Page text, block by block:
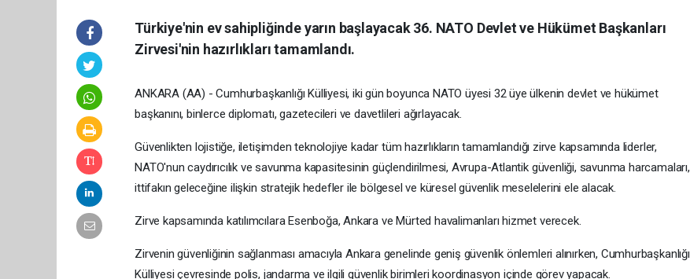
Türkiye'nin ev sahipliğinde yarın başlayacak 36. NATO Devlet ve Hükümet Başkanları
Zirvesi'nin hazırlıkları tamamlandı.
ANKARA (AA) - Cumhurbaşkanlığı Külliyesi, iki gün boyunca NATO üyesi 32 üye ülkenin devlet ve hükümet
başkanını, binlerce diplomatı, gazetecileri ve davetlileri ağırlayacak.
Güvenlikten lojistiğe, iletişimden teknolojiye kadar tüm hazırlıkların tamamlandığı zirve kapsamında liderler,
NATO'nun caydırıcılık ve savunma kapasitesinin güçlendirilmesi, Avrupa-Atlantik güvenliği, savunma harcamaları,
ittifakın geleceğine ilişkin stratejik hedefler ile bölgesel ve küresel güvenlik meselelerini ele alacak.
Zirve kapsamında katılımcılara Esenboğa, Ankara ve Mürted havalimanları hizmet verecek.
Zirvenin güvenliğinin sağlanması amacıyla Ankara genelinde geniş güvenlik önlemleri alınırken, Cumhurbaşkanlığı
Külliyesi çevresinde polis, jandarma ve ilgili güvenlik birimleri koordinasyon içinde görev yapacak.